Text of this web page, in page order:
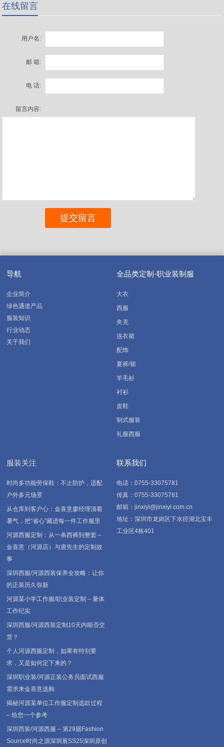
在线留言
用户名:
邮 箱:
电 话:
留言内容:
导航
企业简介
绿色通道产品
服装知识
行业动态
关于我们
全品类定制-职业装制服
大衣
西服
夹克
连衣裙
配饰
夏裤/裙
羊毛衫
衬衫
皮鞋
制式服装
礼服西服
服装关注
时尚多功能劳保鞋：不止防护，适配
户外多元场景
从仓库到客户心：金喜意廖经理顶着
暑气，把“省心”藏进每一件工作服里
河源西服定制：从一条西裤到整套 –
金喜意（河源店）与唐先生的定制故
事
深圳西服/河源西装保养全攻略：让你
的正装历久弥新
河源某小学工作服/职业装定制 – 量体
工作纪实
深圳西服/河源西装定制10天内能否交
货？
个人河源西服定制，如果有特别要
求，又是如何定下来的？
深圳职业装/河源正装公务员面试西服
需求来金喜意选购
揭秘河源某单位工作服定制选款过程
– 给您一个参考
深圳西装/河源西服 – 第29届Fashion
Source时尚之源深圳展SS25深圳原创
联系我们
电话：0755-33075781
传真：0755-33075781
邮箱：jinxiyi@jinxiyi.com.cn
地址：深圳市龙岗区下水径湖北宝丰
工业区4栋401